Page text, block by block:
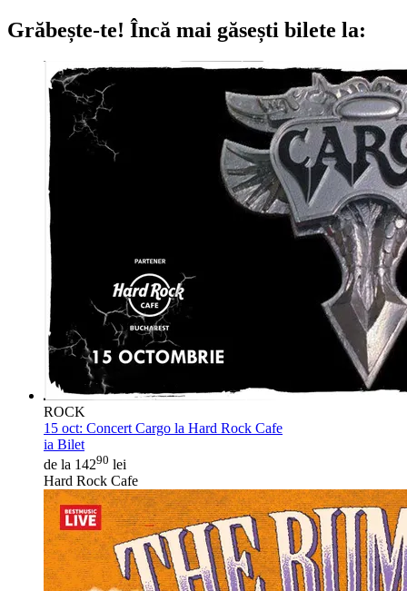
Grăbește-te! Încă mai găsești bilete la:
ROCK
15 oct: Concert Cargo la Hard Rock Cafe
ia Bilet
de la 14290 lei
Hard Rock Cafe